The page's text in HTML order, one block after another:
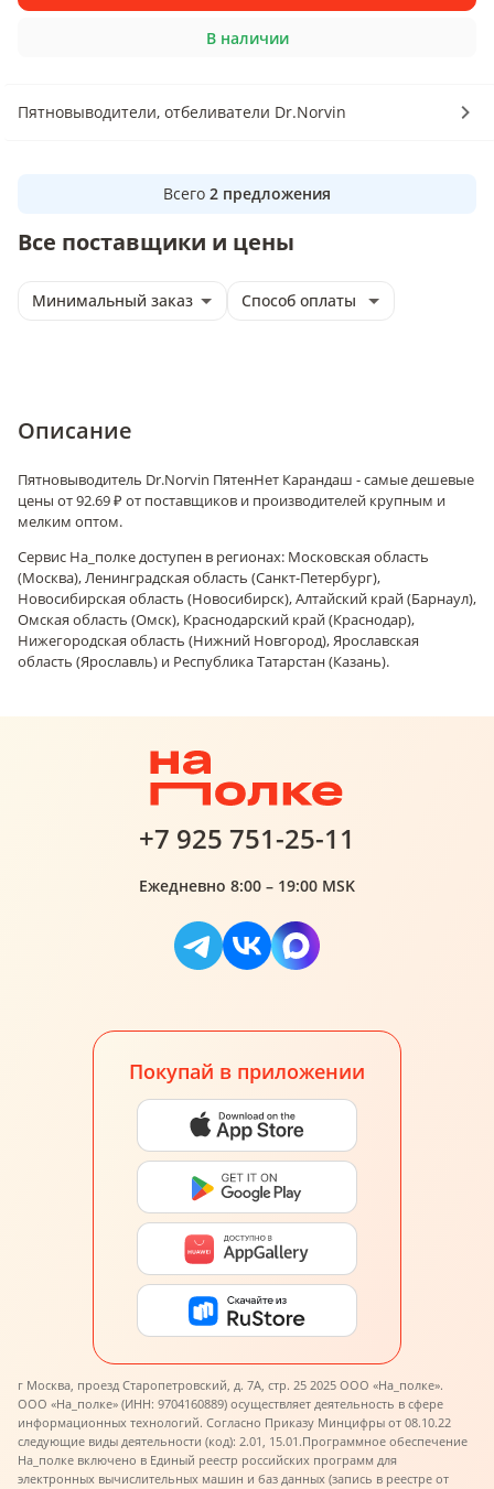
В наличии
Пятновыводители, отбеливатели Dr.Norvin
Всего 2 предложения
Все поставщики и цены
Минимальный заказ Способ оплаты
Описание
Пятновыводитель Dr.Norvin ПятенНет Карандаш - самые дешевые
цены от 92.69 ₽ от поставщиков и производителей крупным и
мелким оптом.
Сервис На_полке доступен в регионах: Московская область
(Москва), Ленинградская область (Санкт-Петербург),
Новосибирская область (Новосибирск), Алтайский край (Барнаул),
Омская область (Омск), Краснодарский край (Краснодар),
Нижегородская область (Нижний Новгород), Ярославская
область (Ярославль) и Республика Татарстан (Казань).
+7 925 751-25-11
Ежедневно 8:00 – 19:00 MSK
Покупай в приложении
г Москва, проезд Старопетровский, д. 7А, стр. 25 2025 ООО «На_полке».
ООО «На_полке» (ИНН: 9704160889) осуществляет деятельность в сфере
информационных технологий. Согласно Приказу Минцифры от 08.10.22
следующие виды деятельности (код): 2.01, 15.01.Программное обеспечение
На_полке включено в Единый реестр российских программ для
электронных вычислительных машин и баз данных (запись в реестре от